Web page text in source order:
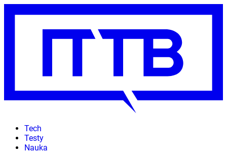
Tech
Testy
Nauka